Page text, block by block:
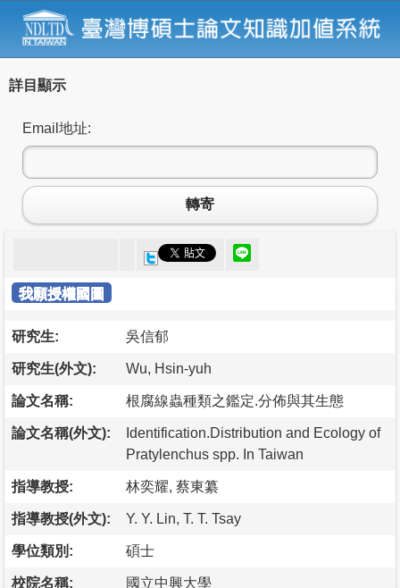
詳目顯示
Email地址:
轉寄
我願授權國圖
研究生: 吳信郁
研究生(外文): Wu, Hsin-yuh
論文名稱: 根腐線蟲種類之鑑定.分佈與其生態
論文名稱(外文):
Identification.Distribution and Ecology of
Pratylenchus spp. In Taiwan
指導教授: 林奕耀, 蔡東纂
指導教授(外文): Y. Y. Lin, T. T. Tsay
學位類別: 碩士
校院名稱: 國立中興大學